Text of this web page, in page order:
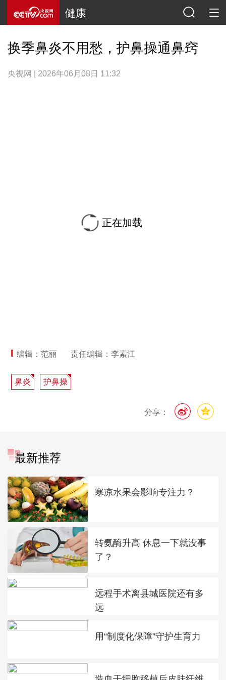
健康
换季鼻炎不用愁，护鼻操通鼻窍
央视网 | 2026年06月08日 11:32
正在加载
编辑：范丽 责任编辑：李素江
鼻炎 护鼻操
分享：
最新推荐
寒凉水果会影响专注力？
转氨酶升高 休息一下就没事
了？
远程手术离县城医院还有多
远
用“制度化保障”守护生育力